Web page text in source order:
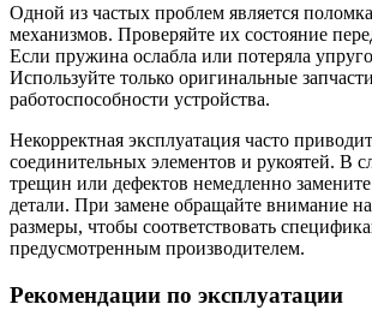
Одной из частых проблем является
механизмов. Проверяйте их состояние
Если пружина ослабла или потеряла
Используйте только оригинальные
работоспособности устройства.
Некорректная эксплуатация часто
соединительных элементов и рукоятей. В
трещин или дефектов немедленно
детали. При замене обращайте внимание
размеры, чтобы соответствовать
предусмотренным производителем.
Рекомендации по эксплуатации